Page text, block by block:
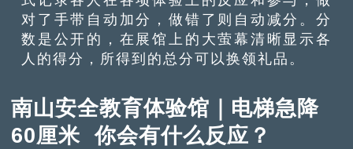
对了手带自动加分，做错了则自动减分。分
数是公开的，在展馆上的大萤幕清晰显示各
人的得分，所得到的总分可以换领礼品。
南山安全教育体验馆｜电梯急降
60厘米 你会有什么反应？